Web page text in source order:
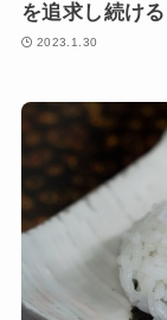
を追求し続け
2023.1.30